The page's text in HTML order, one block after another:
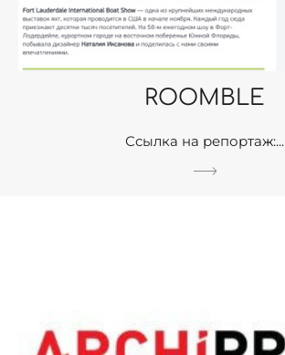
ROOMBLE
Ссылка на репортаж:...